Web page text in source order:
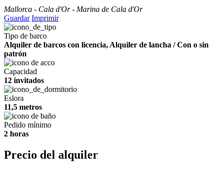
Mallorca - Cala d'Or - Marina de Cala d'Or
Guardar Imprimir
Tipo de barco
Alquiler de barcos con licencia, Alquiler de lancha / Con o sin
patrón
Capacidad
12 invitados
Eslora
11,5 metros
Pedido mínimo
2 horas
Precio del alquiler